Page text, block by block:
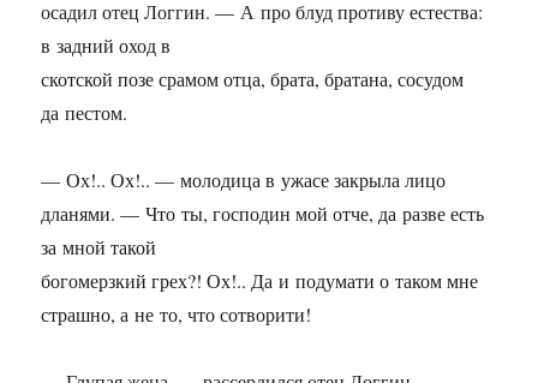
осадил отец Логгин. — А про блуд противу естества:
в задний оход в
скотской позе срамом отца, брата, братана, сосудом
да пестом.
— Ох!.. Ох!.. — молодица в ужасе закрыла лицо
дланями. — Что ты, господин мой отче, да разве есть
за мной такой
богомерзкий грех?! Ох!.. Да и подумати о таком мне
страшно, а не то, что сотворити!